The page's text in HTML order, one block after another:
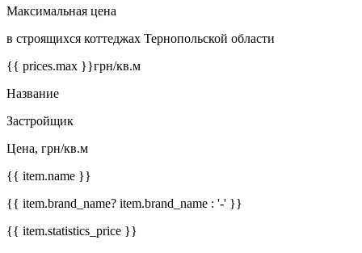
Максимальная цена
в строящихся коттеджах Тернопольской области
{{ prices.max }}грн/кв.м
Название
Застройщик
Цена, грн/кв.м
{{ item.name }}
{{ item.brand_name? item.brand_name : '-' }}
{{ item.statistics_price }}